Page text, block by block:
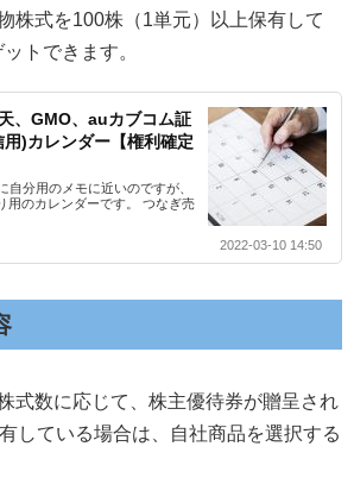
株式を100株（1単元）以上保有して
トできます。
、GMO、auカブコム証
)カレンダー【権利確定
自分用のメモに近いのですが、
用のカレンダーです。 つなぎ売
2022-03-10 14:50
式数に応じて、株主優待券が贈呈され
している場合は、自社商品を選択する